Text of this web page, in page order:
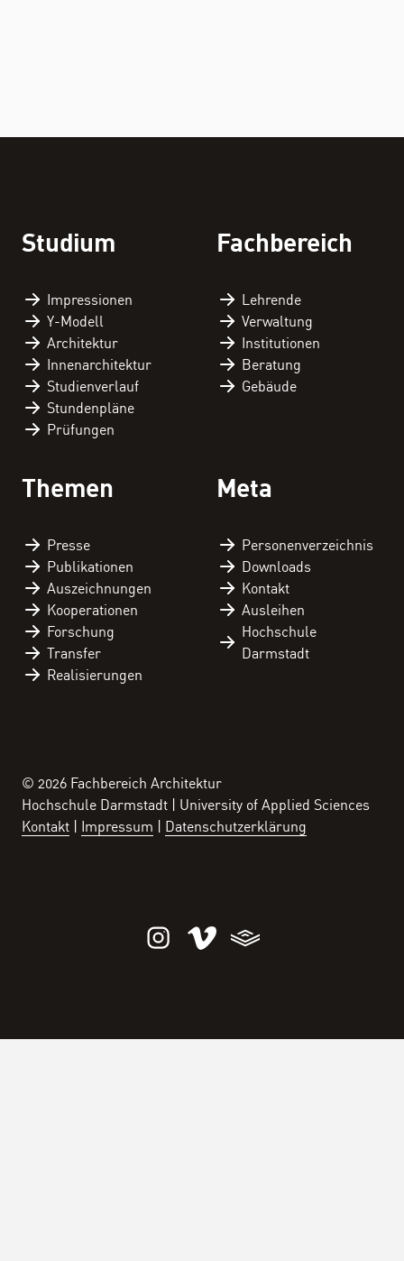
FACHBEREICH
THEMEN
Personenverzeichnis
Fachbereichskalender
Kontakt
Studium
Impressionen
Y-Modell
Architektur
Innenarchitektur
Studienverlauf
Stundenpläne
Prüfungen
Fachbereich
Lehrende
Verwaltung
Institutionen
Beratung
Gebäude
Themen
Presse
Publikationen
Auszeichnungen
Kooperationen
Forschung
Transfer
Realisierungen
Meta
Personen­verzeichnis
Downloads
Kontakt
Ausleihen
Hochschule
Darmstadt
© 2026 Fachbereich Architektur
Hochschule Darmstadt | University of Applied Sciences
Kontakt
Impressum Datenschutzerklärung